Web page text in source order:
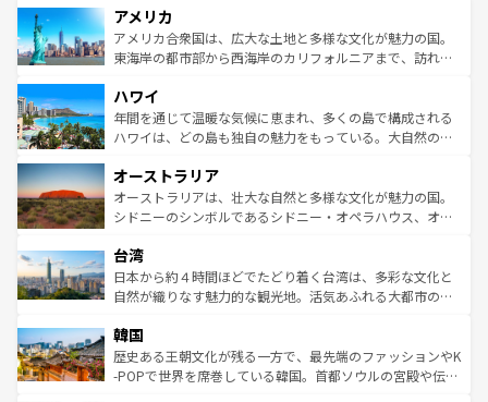
ンツ一覧を参照してほしい。
の建物がそのまま残る町や、スイスならではのユニークな
博物館もあり、アルプス観光だけでなく町歩きも満喫する
ことができる。国民の所得が高いため物価も高いが、旅行
ば市内交通費無料で観光を楽しむこともできる。 なお、新
着のスイス情報はコンテンツ一覧 を参照してほしい。
アメリカ
アメリカ合衆国は、広大な土地と多様な文化が魅力の国。
東海岸の都市部から西海岸のカリフォルニアまで、訪れる
のような巨大都市は、観光、ショッピング、エンターテイ
ンメントが詰まった刺激的なスポットだ。一方、アメリカ
西部には大自然が広がり、グランドキャニオンやイエロー
部のニューオーリンズでは、音楽と美食が融合した独特の
文化が魅力。旅行者はアメリカの各地域で異なる魅力を楽
しみながら、その多様性と豊かな歴史を感じることができ
ならではの贅沢な旅のスタイルだ。 なお、新着のアメリカ
情報はコンテンツ一覧を参照してほしい。
ハワイ
年間を通じて温暖な気候に恵まれ、多くの島で構成される
ハワイは、どの島も独自の魅力をもっている。大自然の神
ワイ島は見逃せない。また、定番の観光地といえばオアフ
島だが、静かな自然を求めるならマウイ島やカウアイ島が
おすすめ。エメラルドグリーンに輝く海をはじめ、豊かな
れるおもてなしの心で訪れる人々を迎えてくれるハワイの
人々、おいしいローカルフードやハワイアンミュージッ
ク、伝統的なフラダンスなど、すべてがハワイの魅力を彩
ワイを、存分に味わってほしい。 なお、新着のハワイ情報
はコンテンツ一覧を参照してほしい。
オーストラリア
オーストラリアは、壮大な自然と多様な文化が魅力の国。
シドニーのシンボルであるシドニー・オペラハウス、オー
リアリーフや大陸中央部にそびえるウルル（エアーズロッ
ク）、タスマニアの美しい原生林やケアンズの熱帯雨林な
ど、見どころがたくさん。また、カフェやワイン、オージ
いる。アクティビティも充実しており、サーフィンやダイ
ビング、ハイキングなど、アウトドア好きにはたまらな
い。オーストラリアの多彩な魅力を存分に味わいつくそ
台湾
日本から約４時間ほどでたどり着く台湾は、多彩な文化と
自然が織りなす魅力的な観光地。活気あふれる大都市の台
ン）、静ひつな山岳地帯である台湾東部など、都市の喧騒
と山間の静けさが共存しており、訪れる人に新しい発見と
驚きをもたらしてくれる。また、奥深い台湾の食文化も魅
韓国
歴史ある王朝文化が残る一方で、最先端のファッションやK
-POPで世界を席巻している韓国。首都ソウルの宮殿や伝統